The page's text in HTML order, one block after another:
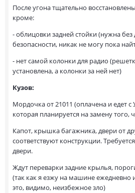
После угона тщательно
кроме:
- облицовки задней стойки (нужна
безопасности, никак не могу пока
- нет самой колонки для радио
установлена, а колонки за ней нет)
Кузов:
Мордочка от 21011 (оплачена и едет
которая планируется на замену того,
Капот, крышка багажника, двери от
соответствуют конструкции.
двери.
Ждут переварки задние крылья,
(так как я езжу на машине ежедневно
это, видимо, неизбежное зло)